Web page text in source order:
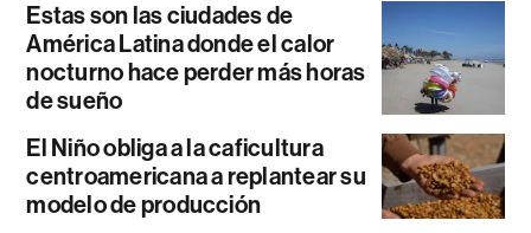
Estas son las ciudades de
América Latina donde el calor
nocturno hace perder más horas
de sueño
El Niño obliga a la caficultura
centroamericana a replantear su
modelo de producción